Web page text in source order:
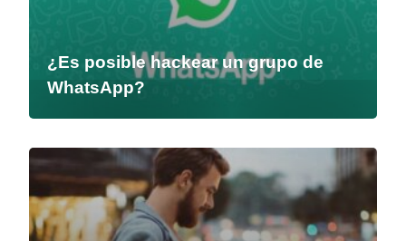
¿Es posible hackear un grupo de
WhatsApp?